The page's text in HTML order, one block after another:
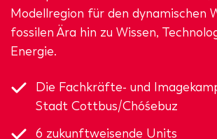
Modellregion für den dynamischen
fossilen Ära hin zu Wissen,
Energie.
Die Fachkräfte- und
Stadt Cottbus/Chóśebuz
6 zukunftweisende Units